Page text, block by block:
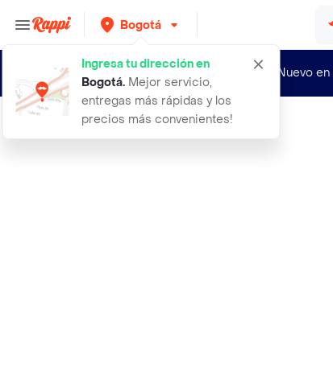
Bogotá
Ingresa tu dirección en
Bogotá. Mejor servicio,
entregas más rápidas y los
precios más convenientes!
¿Nuevo
de todito natural 105 g